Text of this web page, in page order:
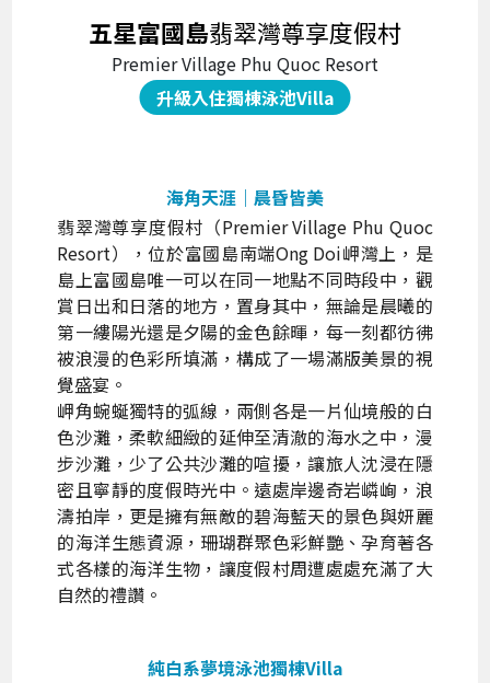
五星富國島翡翠灣尊享度假村
Premier Village Phu Quoc Resort
升級入住獨棟泳池Villa
海角天涯｜晨昏皆美
翡翠灣尊享度假村（Premier Village Phu Quoc
Resort），位於富國島南端Ong Doi岬灣上，是
島上富國島唯一可以在同一地點不同時段中，觀
賞日出和日落的地方，置身其中，無論是晨曦的
第一縷陽光還是夕陽的金色餘暉，每一刻都彷彿
被浪漫的色彩所填滿，構成了一場滿版美景的視
覺盛宴。
岬角蜿蜒獨特的弧線，兩側各是一片仙境般的白
色沙灘，柔軟細緻的延伸至清澈的海水之中，漫
步沙灘，少了公共沙灘的喧擾，讓旅人沈浸在隱
密且寧靜的度假時光中。遠處岸邊奇岩嶙峋，浪
濤拍岸，更是擁有無敵的碧海藍天的景色與妍麗
的海洋生態資源，珊瑚群聚色彩鮮艷、孕育著各
式各樣的海洋生物，讓度假村周遭處處充滿了大
自然的禮讚。
純白系夢境泳池獨棟Villa